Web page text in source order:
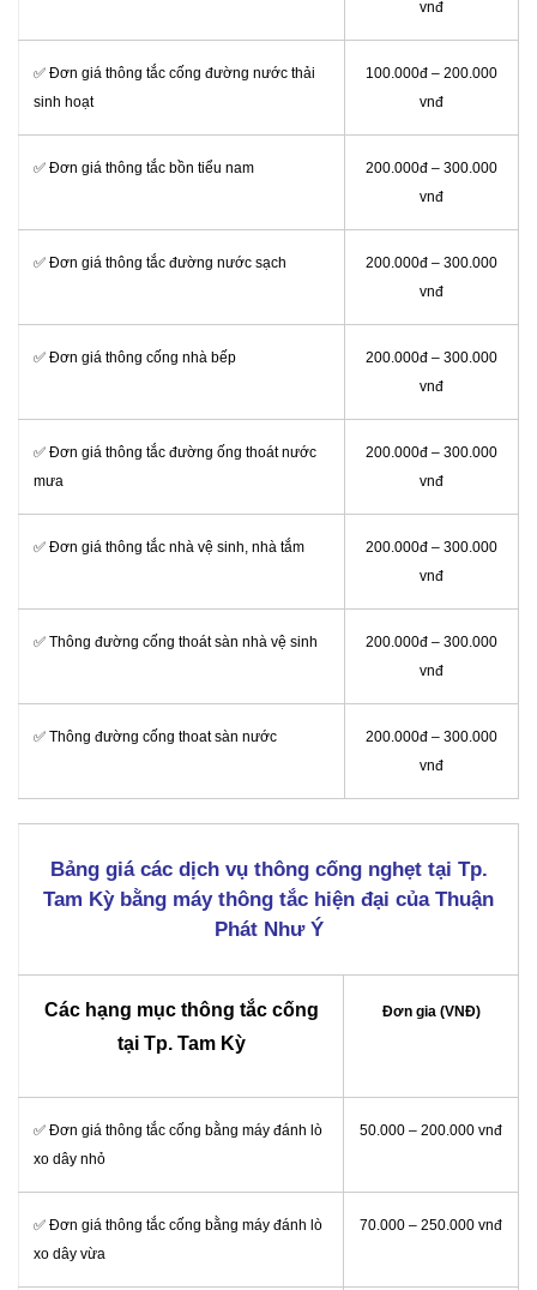
vnđ
‎✅ Đơn giá thông tắc cống đường nước thải
sinh hoạt
100.000đ – 200.000
vnđ
✅ Đơn giá thông tắc bồn tiểu nam
200.000đ – 300.000
vnđ
✅ Đơn giá thông tắc đường nước sạch
200.000đ – 300.000
vnđ
✅ Đơn giá thông cống nhà bếp
200.000đ – 300.000
vnđ
✅ Đơn giá thông tắc đường ống thoát nước
mưa
200.000đ – 300.000
vnđ
✅ Đơn giá thông tắc nhà vệ sinh, nhà tắm
200.000đ – 300.000
vnđ
✅ Thông đường cống thoát sàn nhà vệ sinh
200.000đ – 300.000
vnđ
✅ Thông đường cống thoat sàn nước
200.000đ – 300.000
vnđ
Bảng giá các dịch vụ thông cống nghẹt tại Tp.
Tam Kỳ bằng máy thông tắc hiện đại của Thuận
Phát Như Ý
Các hạng mục thông tắc cống
tại Tp. Tam Kỳ
Đơn gia (VNĐ)
✅ Đơn giá thông tắc cống bằng máy đánh lò
xo dây nhỏ
50.000 – 200.000 vnđ
✅ Đơn giá thông tắc cống bằng máy đánh lò
xo dây vừa
70.000 – 250.000 vnđ